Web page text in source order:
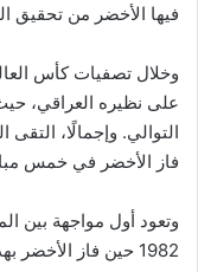
فيها الأخضر من تحقيق
التوالي. وإجمالًا،
فاز الأخضر في خمس
وتعود أول مواجهة بين
1982 حين فاز